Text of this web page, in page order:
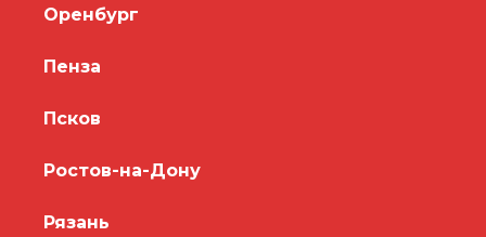
Оренбург
Пенза
Псков
Ростов-на-Дону
Рязань